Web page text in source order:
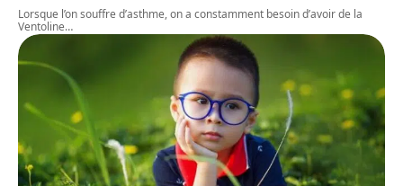
Lorsque l’on souffre d’asthme, on a constamment besoin d’avoir de la
Ventoline…